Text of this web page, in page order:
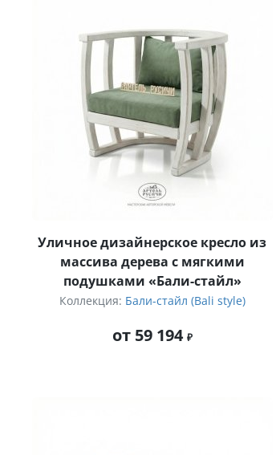
Уличное дизайнерское кресло из
массива дерева с мягкими
подушками «Бали-стайл»
Коллекция: Бали-стайл (Bali style)
от 59 194